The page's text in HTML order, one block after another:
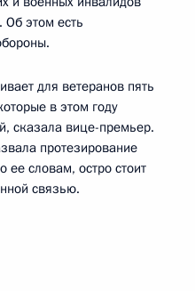
Об этом есть
для ветеранов пять
в этом году
сказала вице-премьер.
протезирование
ее словам, остро стоит
связью.